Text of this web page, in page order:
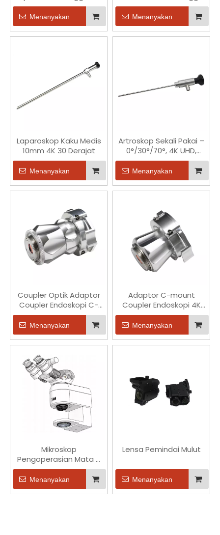
1/6 Inci untuk Chip
OV2740 Medis
Menanyakan
Kelas Medis 1/7 Inci
Menanyakan
Laparoskop Kaku Medis
10mm 4K 30 Derajat
Menanyakan
Artroskop Sekali Pakai –
0°/30°/70°, 4K UHD,
Panjang Kerja 158-
175mm
Menanyakan
Coupler Optik Adaptor
Coupler Endoskopi C-
mount Zoom 4K F18-
F36mm
Menanyakan
Adaptor C-mount
Coupler Endoskopi 4K
untuk Kamera Endoskopi
Kaku F22
Menanyakan
Mikroskop
Pengoperasian Mata –
Zoom 0,4-2,5X, Bidang
Pandang 9-52mm
Menanyakan
Lensa Pemindai Mulut
Menanyakan